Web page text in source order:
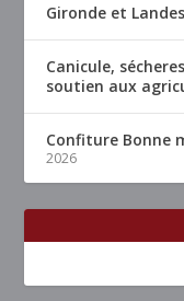
Gironde et
Canicule,
soutien aux
Confiture Bonne
2026